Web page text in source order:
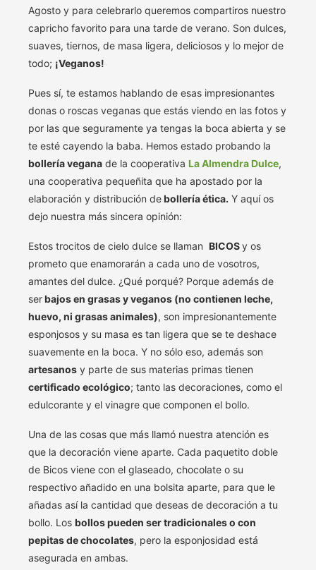
Agosto y para celebrarlo queremos compartiros nuestro
capricho favorito para una tarde de verano. Son dulces,
suaves, tiernos, de masa ligera, deliciosos y lo mejor de
todo; ¡Veganos!
Pues sí, te estamos hablando de esas impresionantes
donas o roscas veganas que estás viendo en las fotos y
por las que seguramente ya tengas la boca abierta y se
te esté cayendo la baba. Hemos estado probando la
bollería vegana de la cooperativa La Almendra Dulce,
una cooperativa pequeñita que ha apostado por la
elaboración y distribución debollería ética. Y aquí os
dejo nuestra más sincera opinión:
Estos trocitos de cielo dulce se llaman BICOSy os
prometo que enamorarán a cada uno de vosotros,
amantes del dulce. ¿Qué porqué? Porque además de
serbajos en grasas y veganos (no contienen leche,
huevo, ni grasas animales), son impresionantemente
esponjosos y su masa es tan ligera que se te deshace
suavemente en la boca. Y no sólo eso, además son
artesanos y parte de sus materias primas tienen
certificado ecológico; tanto las decoraciones, como el
edulcorante y el vinagre que componen el bollo.
Una de las cosas que más llamó nuestra atención es
que la decoración viene aparte. Cada paquetito doble
de Bicos viene con el glaseado, chocolate o su
respectivo añadido en una bolsita aparte, para que le
añadas así la cantidad que deseas de decoración a tu
bollo. Los bollos pueden ser tradicionales o con
pepitas de chocolates, pero la esponjosidad está
asegurada en ambas.